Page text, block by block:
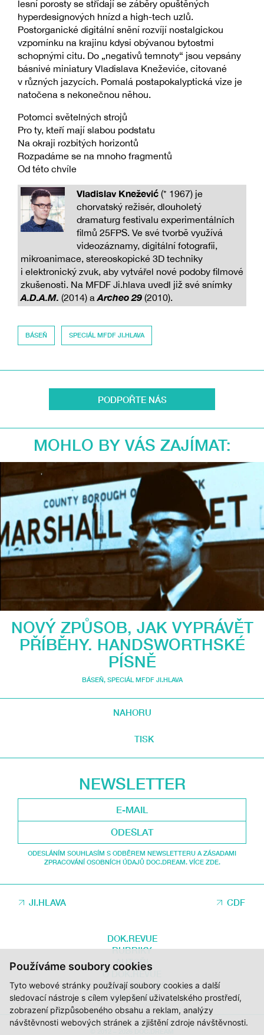
Používáme soubory cookies
Tyto webové stránky používají soubory cookies a další
sledovací nástroje s cílem vylepšení uživatelského prostředí,
zobrazení přizpůsobeného obsahu a reklam, analýzy
návštěvnosti webových stránek a zjištění zdroje návštěvnosti.
lesní porosty se střídají se záběry opuštěných
hyperdesignových hnízd a high-tech uzlů.
Postorganické digitální snění rozvíjí nostalgickou
vzpomínku na krajinu kdysi obývanou bytostmi
schopnými citu. Do „negativů temnoty“ jsou vepsány
básnivé miniatury Vladislava Kneževiće, citované
v různých jazycích. Pomalá postapokalyptická vize je
natočena s nekonečnou něhou.
Potomci světelných strojů
Pro ty, kteří mají slabou podstatu
Na okraji rozbitých horizontů
Rozpadáme se na mnoho fragmentů
Od této chvíle
Vladislav Knežević (* 1967) je
chorvatský režisér, dlouholetý
dramaturg festivalu experimentálních
filmů 25FPS. Ve své tvorbě využívá
videozáznamy, digitální fotografii,
mikroanimace, stereoskopické 3D techniky
i elektronický zvuk, aby vytvářel nové podoby filmové
zkušenosti. Na MFDF Ji.hlava uvedl již své snímky
A.D.A.M. (2014) aArcheo 29(2010).
BÁSEŇ SPECIÁL MFDF JI.HLAVA
PODPOŘTE NÁS
MOHLO BY VÁS ZAJÍMAT:
NOVÝ ZPŮSOB, JAK VYPRÁVĚT
PŘÍBĚHY. HANDSWORTHSKÉ
PÍSNĚ
BÁSEŇ, SPECIÁL MFDF JI.HLAVA
NAHORU
TISK
NEWSLETTER
ODESLAT
ODESLÁNÍM SOUHLASÍM S ODBĚREM NEWSLETTERU A ZÁSADAMI
ZPRACOVÁNÍ OSOBNÍCH ÚDAJŮ DOC.DREAM. VÍCE ZDE.
JI.HLAVA CDF
DOK.REVUE
RUBRIKY
AUTOŘI
O DOK.REVUE
PODPOŘTE NÁS
KONTAKTY